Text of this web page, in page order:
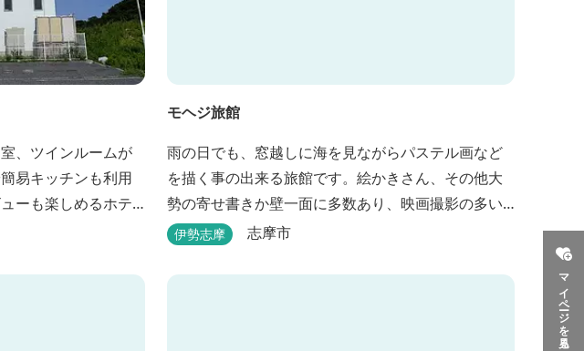
マイページを見る
、ツインルームが
易キッチンも利用
ーも楽しめるホテ
モヘジ旅館
雨の日でも、窓越しに海を見ながらパステル画など
を描く事の出来る旅館です。絵かきさん、その他大
勢の寄せ書きか壁一面に多数あり、映画撮影の多い
場所にあります。広間に絵かきポイントの大地図が
す。
伊勢志摩 志摩市